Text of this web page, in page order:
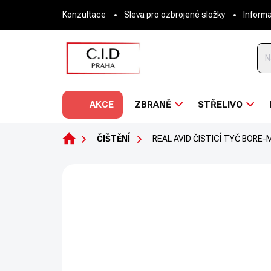
obsah
Konzultace Sleva pro ozbrojené složky
AKCE ZBRANĚ STŘELIVO
DOMŮČIŠTĚNÍ REAL AVID ČISTICÍ TYČ